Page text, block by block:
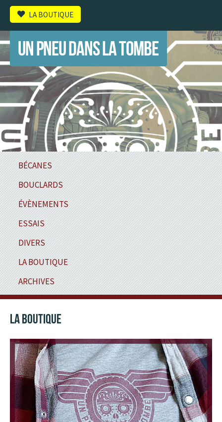
LA BOUTIQUE
UN PNEU DANS LA TOMBE
BÉCANES
BOUCLARDS
ÉVÈNEMENTS
ESSAIS
DIVERS
LA BOUTIQUE
ARCHIVES
LA BOUTIQUE